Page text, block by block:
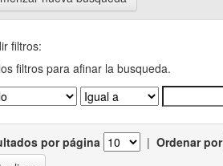
filtros:
filtros para afinar la busqueda.
por página | Ordenar por